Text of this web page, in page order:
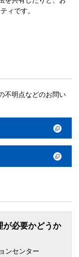
ィです。
不明点などのお問い
が必要かどうか
ンセンター